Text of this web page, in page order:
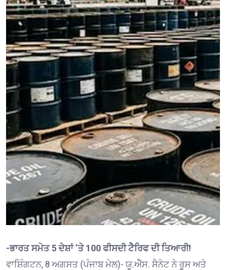
-ਭਾਰਤ ਸਮੇਤ 5 ਦੇਸ਼ਾਂ ‘ਤੇ 100 ਫੀਸਦੀ ਟੈਰਿਫ ਦੀ ਤਿਆਰੀ!
ਵਾਸ਼ਿੰਗਟਨ, 8 ਅਗਸਤ (ਪੰਜਾਬ ਮੇਲ)- ਯੂ.ਐੱਸ. ਸੈਨੇਟ ਨੇ ਰੂਸ ਅਤੇ